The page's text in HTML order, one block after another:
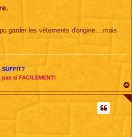
garder les vêtements d'origine....mais
si FACILEMENT!